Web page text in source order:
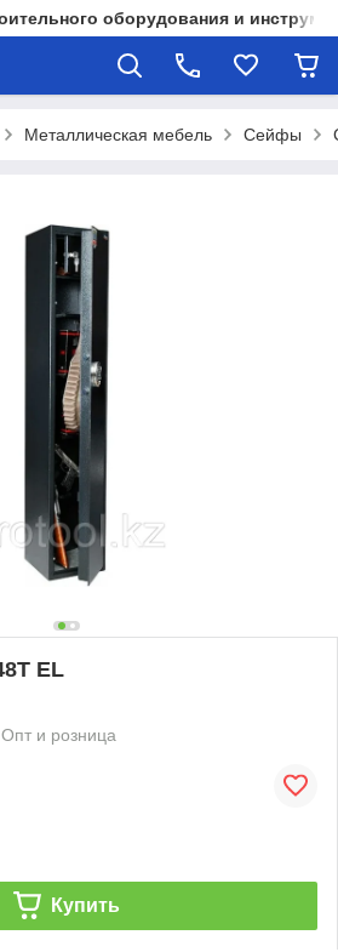
оборудования и
Металлическая мебель Сейфы
EL
Опт и розница
Купить